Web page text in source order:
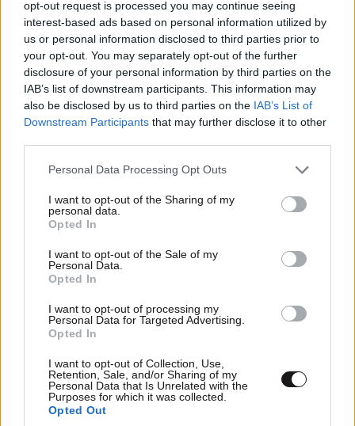
opt-out request is processed you may continue seeing
interest-based ads based on personal information utilized by
us or personal information disclosed to third parties prior to
your opt-out. You may separately opt-out of the further
disclosure of your personal information by third parties on the
IAB’s list of downstream participants. This information may
also be disclosed by us to third parties on the IAB’s List of
Downstream Participants that may further disclose it to other
Please note that this website/app uses one or more Google
not limited to your visit or usage behaviour. You may click to
grant or deny consent to Google and its third-party tags to
use your data for below specified purposes in below Google
consent section.
Personal Data Processing Opt Outs
I want to opt-out of the Sharing of my
personal data.
Opted In
I want to opt-out of the Sale of my
Personal Data.
Opted In
I want to opt-out of processing my
Personal Data for Targeted Advertising.
Opted In
I want to opt-out of Collection, Use,
Retention, Sale, and/or Sharing of my
Personal Data that Is Unrelated with the
Purposes for which it was collected.
Opted Out
TRENDING